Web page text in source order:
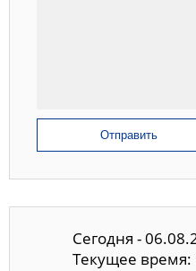
Отправить
Сегодня -
Текущее время: